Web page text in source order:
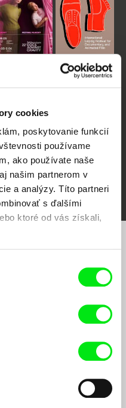
cookies
poskytovanie funkcií
používame
ako používate naše
našim partnerom v
a analýzy. Títo partneri
s ďalšími
ktoré od vás získali,
DOK Leipzig
Visions du Réel
o našom
so zasielaním obchodných oznámení
osobných údajov na účely